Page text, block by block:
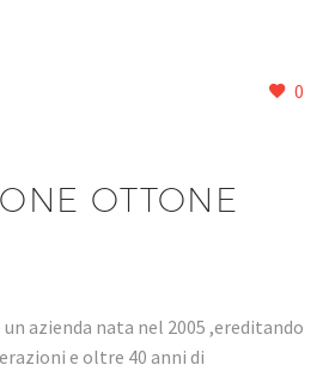
0
OTTONE
un azienda nata nel 2005 ,ereditando
e oltre 40 anni di